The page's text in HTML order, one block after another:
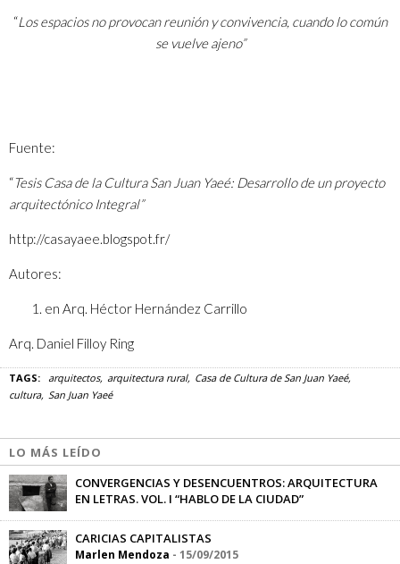
“Los espacios no provocan reunión y convivencia, cuando lo común
se vuelve ajeno”
Fuente:
“Tesis Casa de la Cultura San Juan Yaeé: Desarrollo de un proyecto
arquitectónico Integral”
http://casayaee.blogspot.fr/
Autores:
en Arq. Héctor Hernández Carrillo
Arq. Daniel Filloy Ring
TAGS: arquitectos arquitectura rural Casa de Cultura de San Juan Yaeé
cultura
San Juan Yaeé
LO MÁS LEÍDO
CONVERGENCIAS Y DESENCUENTROS: ARQUITECTURA
EN LETRAS. VOL. I “HABLO DE LA CIUDAD”
CARICIAS CAPITALISTAS
Marlen Mendoza - 15/09/2015